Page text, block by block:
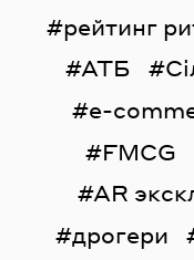
рейтинг
АТБ
e-
FMCG
AR
дрогери